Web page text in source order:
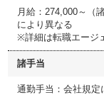
月給：274,000～（
により異なる
※詳細は転職エージ
諸手当
通勤手当：会社規定